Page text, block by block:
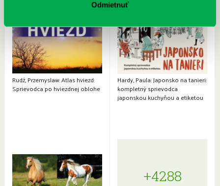
Odmietnuť
Rudź, Przemyslaw: Atlas hviezd:
Sprievodca po hviezdnej oblohe
Hardy, Paula: Japonsko na tanieri:
kompletný sprievodca
japonskou kuchyňou a etiketou
+4288